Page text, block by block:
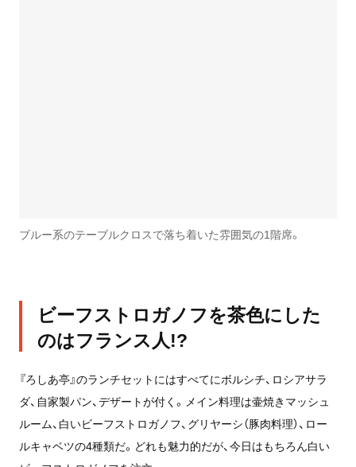
ブルー系のテーブルクロスで落ち着いた雰囲気の1階席。
ビーフストロガノフを茶色にした
のはフランス人!?
『ろしあ亭』のランチセットにはすべてにボルシチ、ロシアサラ
ダ、自家製パン、デザートが付く。メイン料理は壷焼きマッシュ
ルーム、白いビーフストロガノフ、グリヤーシ（豚肉料理）、ロー
ルキャベツの4種類だ。どれも魅力的だが、今日はもちろん白い